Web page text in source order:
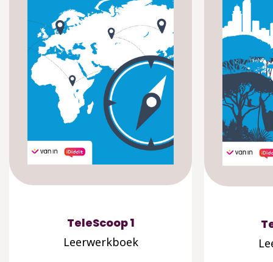
TeleScoop 1
Leerwerkboek